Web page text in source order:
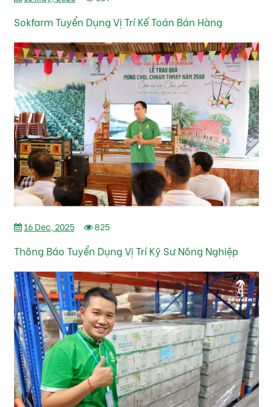
Sokfarm Tuyển Dụng Vị Trí Kế Toán Bán Hàng
16 Dec, 2025 825
Thông Báo Tuyển Dụng Vị Trí Kỹ Sư Nông Nghiệp